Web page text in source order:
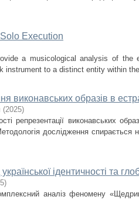
Execution
a musicological analysis of the
instrument to a distinct entity within
виконавських образів в
(2025)
репрезентації виконавських
дослідження спирається
ідентичності та
)
аналіз феномену